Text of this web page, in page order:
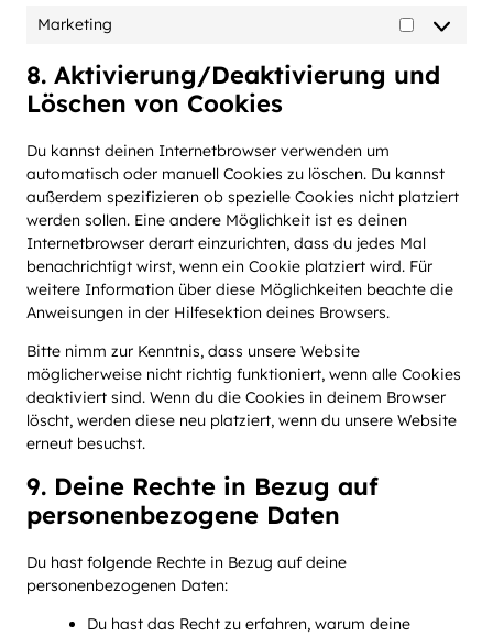
Marketing
Marketing
8. Aktivierung/Deaktivierung und
Löschen von Cookies
Du kannst deinen Internetbrowser verwenden um
automatisch oder manuell Cookies zu löschen. Du kannst
außerdem spezifizieren ob spezielle Cookies nicht platziert
werden sollen. Eine andere Möglichkeit ist es deinen
Internetbrowser derart einzurichten, dass du jedes Mal
benachrichtigt wirst, wenn ein Cookie platziert wird. Für
weitere Information über diese Möglichkeiten beachte die
Anweisungen in der Hilfesektion deines Browsers.
Bitte nimm zur Kenntnis, dass unsere Website
möglicherweise nicht richtig funktioniert, wenn alle Cookies
deaktiviert sind. Wenn du die Cookies in deinem Browser
löscht, werden diese neu platziert, wenn du unsere Website
erneut besuchst.
9. Deine Rechte in Bezug auf
personenbezogene Daten
Du hast folgende Rechte in Bezug auf deine
personenbezogenen Daten:
Du hast das Recht zu erfahren, warum deine